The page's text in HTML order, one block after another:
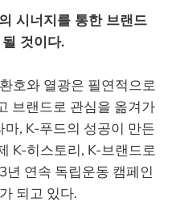
시너지를 통한 브랜드
것이다.
호와 열광은 필연적으로
브랜드로 관심을 옮겨가
마, K-푸드의 성공이 만든
K-히스토리, K-브랜드로
년 연속 독립운동 캠페인
되고 있다.